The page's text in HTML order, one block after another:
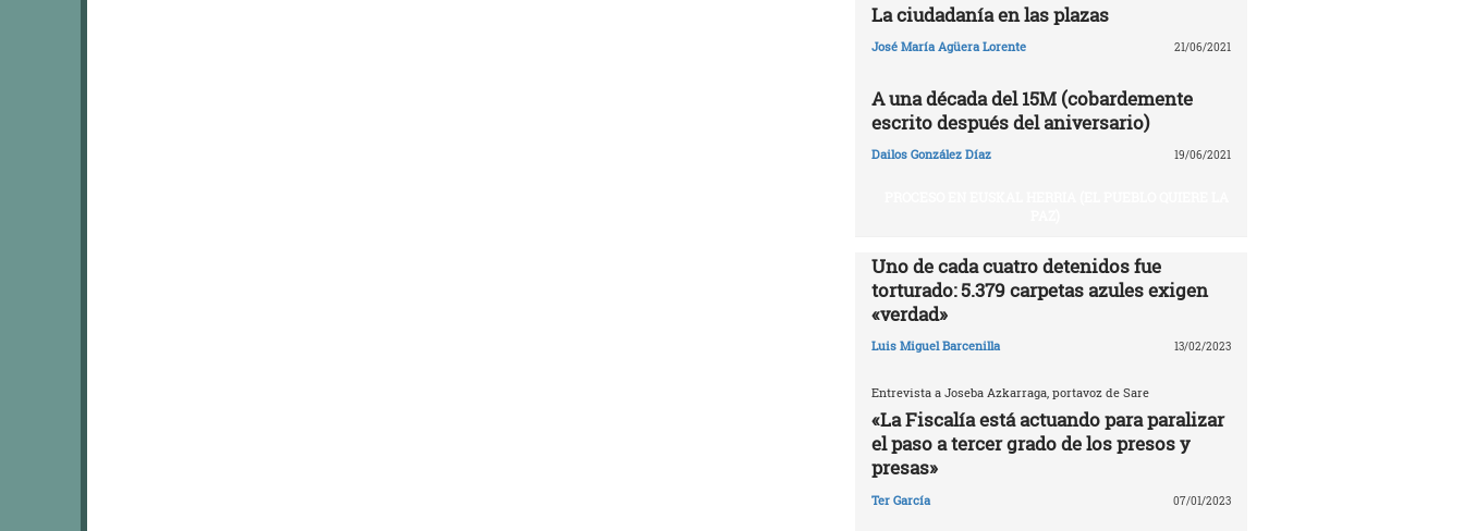
La ciudadanía en las plazas
José María Agüera Lorente 21/06/2021
A una década del 15M (cobardemente
escrito después del aniversario)
Dailos González Díaz 19/06/2021
Uno de cada cuatro detenidos fue
torturado: 5.379 carpetas azules exigen
«verdad»
Luis Miguel Barcenilla 13/02/2023
Entrevista a Joseba Azkarraga, portavoz de Sare
«La Fiscalía está actuando para paralizar
el paso a tercer grado de los presos y
presas»
Ter García 07/01/2023